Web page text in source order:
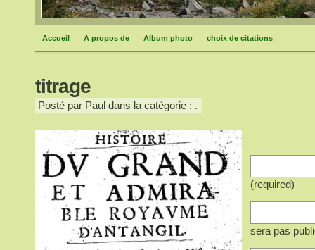
Accueil A propos de Album photo choix de citations
titrage
Posté par Paul dans la catégorie : .
(required)
sera pas